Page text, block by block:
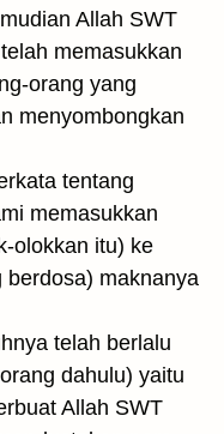
Allah SWT
memasukkan
orang yang
menyombongkan
tentang
memasukkan
olokkan itu) ke
berdosa) maknanya
telah berlalu
dahulu) yaitu
Allah SWT